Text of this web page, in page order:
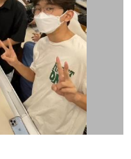
確呈現了明顯的差
多，但這次不僅啤酒
烈酒廣告。後來在新
的佔比已超越了啤
指標性。比烈酒還令
這是否暗示著美國社
2023年廣告裡，特別
group，即廣告裡都會
(Lesbian, Gay,
Intersex, Asexual,
唱完美國國歌都會有戰
這不是因為出國求學
起有落，不會只因為
此改變，自己的生命
涯剛開始除了適應上
合適的研究主題，更
月的研究都在做反覆
論研究方向、發現沒
的輪迴。第一年還沒
吧！意外也總是接二
預警的急性盲腸炎直接
許多我從來沒想過會